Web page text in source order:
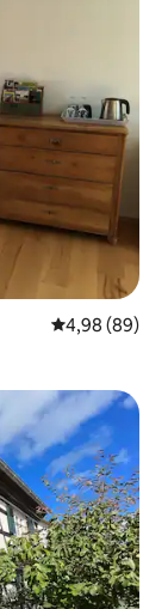
Gemiddelde
4,98 (89)